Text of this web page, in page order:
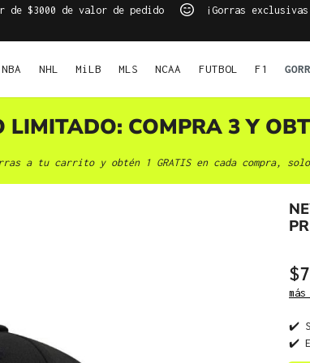
$3000 de valor de pedido ¡Gorras
NBA NHL MiLB MLS NCAA FUTBOL F1
LIMITADO: COMPRA 3 Y
a tu carrito y obtén 1 GRATIS en cada compra,
✔️
✔️